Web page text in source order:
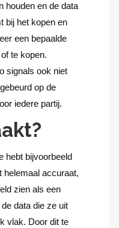
houden en de data
bij het kopen en
een bepaalde
te kopen.
signals ook niet
op de
iedere partij.
hebt bijvoorbeeld
helemaal accuraat,
zien als een
data die ze uit
vlak. Door dit te